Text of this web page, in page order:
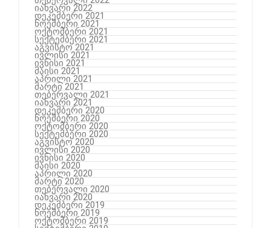
იანვარი 2022
დეკემბერი 2021
ნოემბერი 2021
ოქტომბერი 2021
სექტემბერი 2021
აგვისტო 2021
ივლისი 2021
ივნისი 2021
მაისი 2021
აპრილი 2021
მარტი 2021
თებერვალი 2021
იანვარი 2021
დეკემბერი 2020
ნოემბერი 2020
ოქტომბერი 2020
სექტემბერი 2020
აგვისტო 2020
ივლისი 2020
ივნისი 2020
მაისი 2020
აპრილი 2020
მარტი 2020
თებერვალი 2020
იანვარი 2020
დეკემბერი 2019
ნოემბერი 2019
ოქტომბერი 2019